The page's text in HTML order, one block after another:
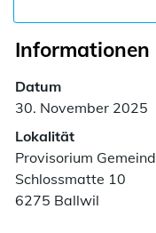
Informationen
Datum
30. November 2025
Lokalität
Provisorium
Schlossmatte 10
6275 Ballwil